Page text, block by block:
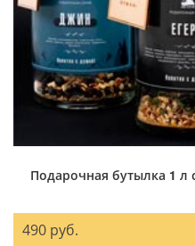
Подарочная бутылка 1 л
490 руб.